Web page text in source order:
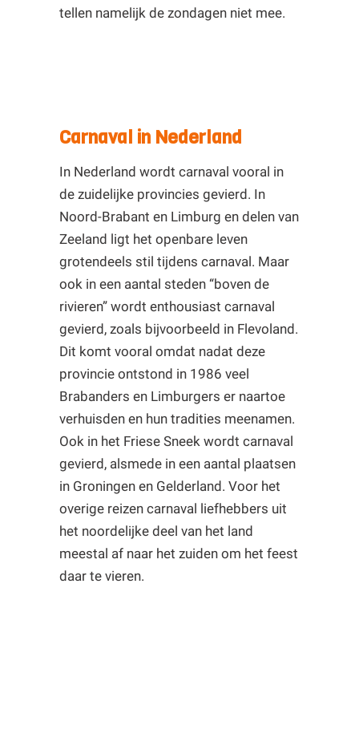
tellen namelijk de zondagen niet mee.
Carnaval in Nederland
In Nederland wordt carnaval vooral in
de zuidelijke provincies gevierd. In
Noord-Brabant en Limburg en delen van
Zeeland ligt het openbare leven
grotendeels stil tijdens carnaval. Maar
ook in een aantal steden “boven de
rivieren” wordt enthousiast carnaval
gevierd, zoals bijvoorbeeld in Flevoland.
Dit komt vooral omdat nadat deze
provincie ontstond in 1986 veel
Brabanders en Limburgers er naartoe
verhuisden en hun tradities meenamen.
Ook in het Friese Sneek wordt carnaval
gevierd, alsmede in een aantal plaatsen
in Groningen en Gelderland. Voor het
overige reizen carnaval liefhebbers uit
het noordelijke deel van het land
meestal af naar het zuiden om het feest
daar te vieren.